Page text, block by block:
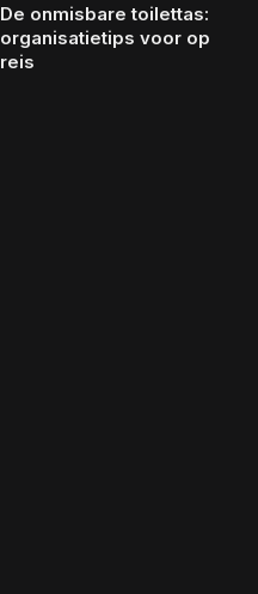
De onmisbare toilettas:
organisatietips voor op
reis